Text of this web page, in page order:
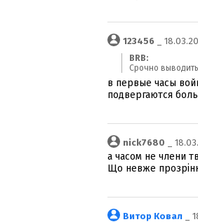
123456 _
BRB:
Срочно
в первые часы
подвергаются
nick7680 _
а часом не члени
Що невже
Витор Ковал _